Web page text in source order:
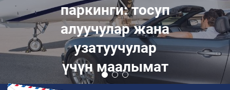
паркинги: тосуп
алуучулар жана
узатуучулар
үчүн маалымат